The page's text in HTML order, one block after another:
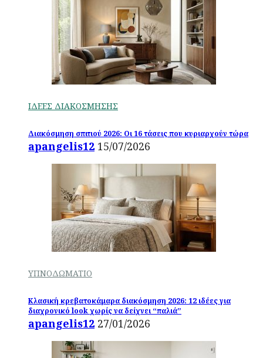
ΙΔΕΕΣ ΔΙΑΚΟΣΜΗΣΗΣ
Διακόσμηση σπιτιού 2026: Οι 16 τάσεις που κυριαρχούν τώρα
apangelis12 15/07/2026
ΥΠΝΟΔΩΜΑΤΙΟ
Κλασική κρεβατοκάμαρα διακόσμηση 2026: 12 ιδέες για
διαχρονικό look χωρίς να δείχνει “παλιά”
apangelis12 27/01/2026